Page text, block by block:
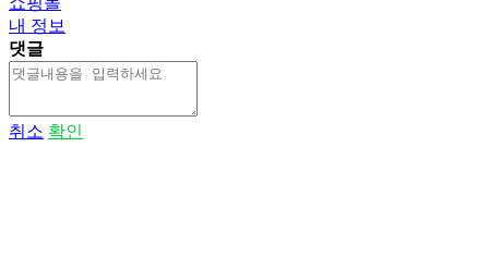
내 정보
댓글
취소 확인